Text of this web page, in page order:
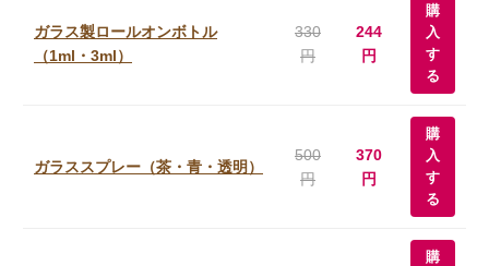
ガラス製ロールオンボトル
（1ml・3ml）
330
円
244
円
購
入
す
る
ガラススプレー（茶・青・透明）
500
円
370
円
購
入
す
る
購